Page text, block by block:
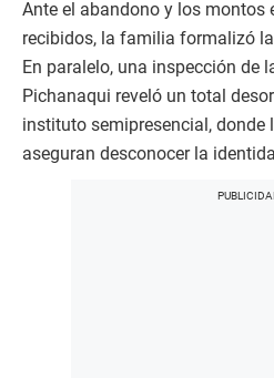
Ante el abandono y los
recibidos, la familia formalizó
En paralelo, una inspección de
Pichanaqui reveló un total
instituto semipresencial, donde
aseguran desconocer la